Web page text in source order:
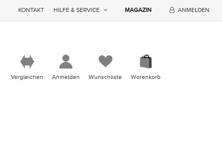
KONTAKT HILFE & SERVICE MAGAZIN ANMELDEN
Vergleichen Anmelden Wunschliste Warenkorb